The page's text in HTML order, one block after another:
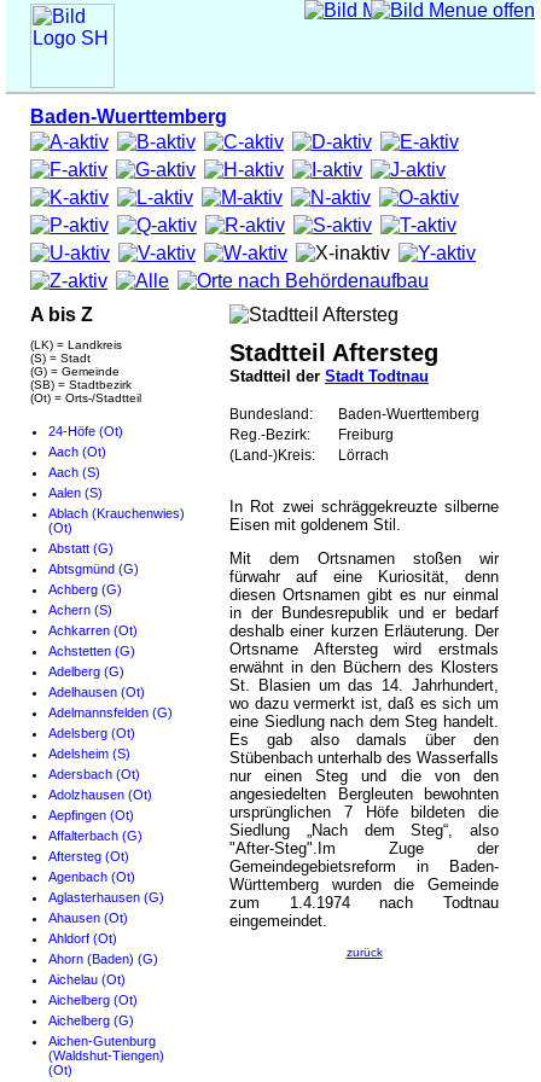
Baden-Wuerttemberg
A bis Z
(LK) = Landkreis
(S) = Stadt
(G) = Gemeinde
(SB) = Stadtbezirk
(Ot) = Orts-/Stadtteil
24-Höfe (Ot)
Aach (Ot)
Aach (S)
Aalen (S)
Ablach (Krauchenwies)
(Ot)
Abstatt (G)
Abtsgmünd (G)
Achberg (G)
Achern (S)
Achkarren (Ot)
Achstetten (G)
Adelberg (G)
Adelhausen (Ot)
Adelmannsfelden (G)
Adelsberg (Ot)
Adelsheim (S)
Adersbach (Ot)
Adolzhausen (Ot)
Aepfingen (Ot)
Affalterbach (G)
Aftersteg (Ot)
Agenbach (Ot)
Aglasterhausen (G)
Ahausen (Ot)
Ahldorf (Ot)
Ahorn (Baden) (G)
Aichelau (Ot)
Aichelberg (Ot)
Aichelberg (G)
Aichen-Gutenburg
(Waldshut-Tiengen)
(Ot)
Stadtteil Aftersteg
Stadtteil der Stadt Todtnau
Bundesland:
Baden-Wuerttemberg
Reg.-Bezirk:
Freiburg
(Land-)Kreis:
Lörrach
In Rot zwei schräggekreuzte silberne
Eisen mit goldenem Stil.
Mit dem Ortsnamen stoßen wir
fürwahr auf eine Kuriosität, denn
diesen Ortsnamen gibt es nur einmal
in der Bundesrepublik und er bedarf
deshalb einer kurzen Erläuterung. Der
Ortsname Aftersteg wird erstmals
erwähnt in den Büchern des Klosters
St. Blasien um das 14. Jahrhundert,
wo dazu vermerkt ist, daß es sich um
eine Siedlung nach dem Steg handelt.
Es gab also damals über den
Stübenbach unterhalb des Wasserfalls
nur einen Steg und die von den
angesiedelten Bergleuten bewohnten
ursprünglichen 7 Höfe bildeten die
Siedlung „Nach dem Steg“, also
"After-Steg".Im Zuge der
Gemeindegebietsreform in Baden-
Württemberg wurden die Gemeinde
zum 1.4.1974 nach Todtnau
eingemeindet.
zurück